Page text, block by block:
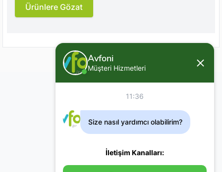
Ürünlere Gözat
Avfoni
Müşteri Hizmetleri
11:36
Size nasıl yardımcı olabilirim?
İletişim Kanalları: